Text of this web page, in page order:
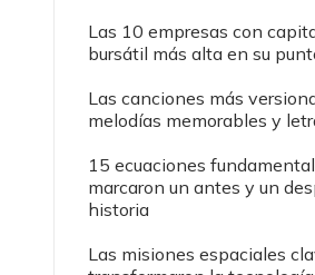
Las 10 empresas con
bursátil más alta en su
Las canciones más
melodías memorables y
15 ecuaciones
marcaron un antes y un
historia
Las misiones espaciales